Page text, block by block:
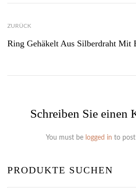
PRODUKTE SUCHEN
ZURÜCK
Schreiben Sie einen
You must be logged in to